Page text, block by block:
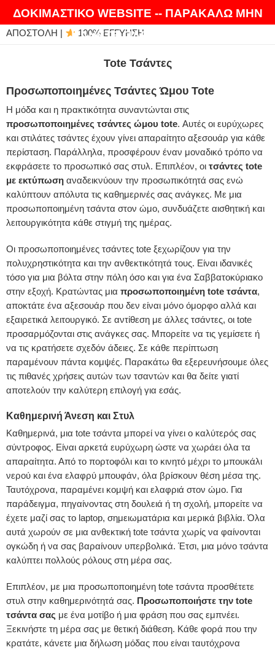
ΔΟΚΙΜΑΣΤΙΚΟ WEBSITE -- ΠΑΡΑΚΑΛΩ ΜΗΝ
ΚΑΝΕΤΕ ΠΑΡΑΓΓΕΛΙΕΣ
ΘΑ ΛΑΤΡΕΨΕΤΕ ΤΑ ΠΡΟΪΟΝΤΑ ΜΑΣ | EXPRESS
ΑΠΟΣΤΟΛΗ | 100% ΕΓΓΥΗΣΗ
Tote Τσάντες
Προσωποποιημένες Τσάντες Ώμου Tote
Η μόδα και η πρακτικότητα συναντώνται στις
προσωποποιημένες τσάντες ώμου tote. Αυτές οι ευρύχωρες
και στιλάτες τσάντες έχουν γίνει απαραίτητο αξεσουάρ για κάθε
περίσταση. Παράλληλα, προσφέρουν έναν μοναδικό τρόπο να
εκφράσετε το προσωπικό σας στυλ. Επιπλέον, οι τσάντες tote
με εκτύπωση αναδεικνύουν την προσωπικότητά σας ενώ
καλύπτουν απόλυτα τις καθημερινές σας ανάγκες. Με μια
προσωποποιημένη τσάντα στον ώμο, συνδυάζετε αισθητική και
λειτουργικότητα κάθε στιγμή της ημέρας.
Οι προσωποποιημένες τσάντες tote ξεχωρίζουν για την
πολυχρηστικότητα και την ανθεκτικότητά τους. Είναι ιδανικές
τόσο για μια βόλτα στην πόλη όσο και για ένα Σαββατοκύριακο
στην εξοχή. Κρατώντας μια προσωποποιημένη tote τσάντα,
αποκτάτε ένα αξεσουάρ που δεν είναι μόνο όμορφο αλλά και
εξαιρετικά λειτουργικό. Σε αντίθεση με άλλες τσάντες, οι tote
προσαρμόζονται στις ανάγκες σας. Μπορείτε να τις γεμίσετε ή
να τις κρατήσετε σχεδόν άδειες. Σε κάθε περίπτωση
παραμένουν πάντα κομψές. Παρακάτω θα εξερευνήσουμε όλες
τις πιθανές χρήσεις αυτών των τσαντών και θα δείτε γιατί
αποτελούν την καλύτερη επιλογή για εσάς.
Καθημερινή Άνεση και Στυλ
Καθημερινά, μια tote τσάντα μπορεί να γίνει ο καλύτερός σας
σύντροφος. Είναι αρκετά ευρύχωρη ώστε να χωράει όλα τα
απαραίτητα. Από το πορτοφόλι και το κινητό μέχρι το μπουκάλι
νερού και ένα ελαφρύ μπουφάν, όλα βρίσκουν θέση μέσα της.
Ταυτόχρονα, παραμένει κομψή και ελαφριά στον ώμο. Για
παράδειγμα, πηγαίνοντας στη δουλειά ή τη σχολή, μπορείτε να
έχετε μαζί σας το laptop, σημειωματάρια και μερικά βιβλία. Όλα
αυτά χωρούν σε μια ανθεκτική tote τσάντα χωρίς να φαίνονται
ογκώδη ή να σας βαραίνουν υπερβολικά. Έτσι, μια μόνο τσάντα
καλύπτει πολλούς ρόλους στη μέρα σας.
Επιπλέον, με μια προσωποποιημένη tote τσάντα προσθέτετε
στυλ στην καθημερινότητά σας. Προσωποποιήστε την tote
τσάντα σας με ένα μοτίβο ή μια φράση που σας εμπνέει.
Ξεκινήστε τη μέρα σας με θετική διάθεση. Κάθε φορά που την
κρατάτε, κάνετε μια δήλωση μόδας που είναι ταυτόχρονα